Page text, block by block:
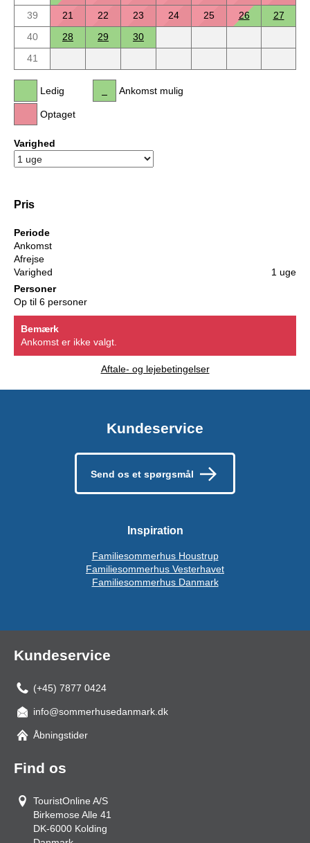
39
21 22 23 24 25 26
27
40
28 29
30
41
Ledig
Optaget
Ankomst mulig
Varighed
Pris
Periode
Ankomst
Afrejse
Varighed
1 uge
Personer
Op til 6 personer
Bemærk
Ankomst er ikke valgt.
Aftale- og lejebetingelser
Kundeservice
Send os et spørgsmål
Inspiration
Familiesommerhus Houstrup
Familiesommerhus Vesterhavet
Familiesommerhus Danmark
Kundeservice
(+45) 7877 0424
info@sommerhusedanmark.dk
Åbningstider
Find os
TouristOnline A/S
Birkemose Alle 41
DK-6000 Kolding